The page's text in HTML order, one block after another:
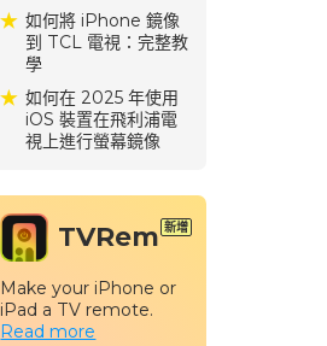
如何將 iPhone 鏡像
到 TCL 電視：完整教
學
如何在 2025 年使用
iOS 裝置在飛利浦電
視上進行螢幕鏡像
TVRem
Make your iPhone or
iPad a TV remote.
Read more